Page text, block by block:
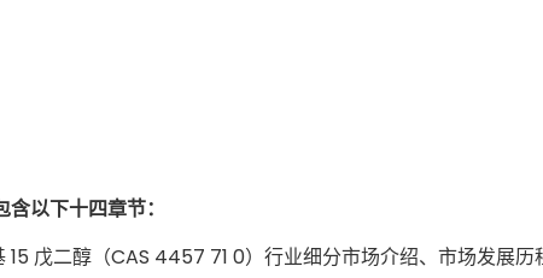
以下十四章节：
戊二醇（CAS 4457 71 0）行业细分市场介绍、市场发展历